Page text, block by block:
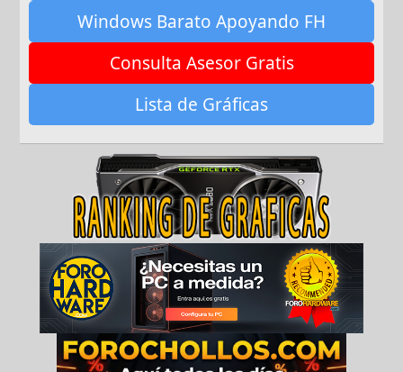
Windows Barato Apoyando FH
Consulta Asesor Gratis
Lista de Gráficas